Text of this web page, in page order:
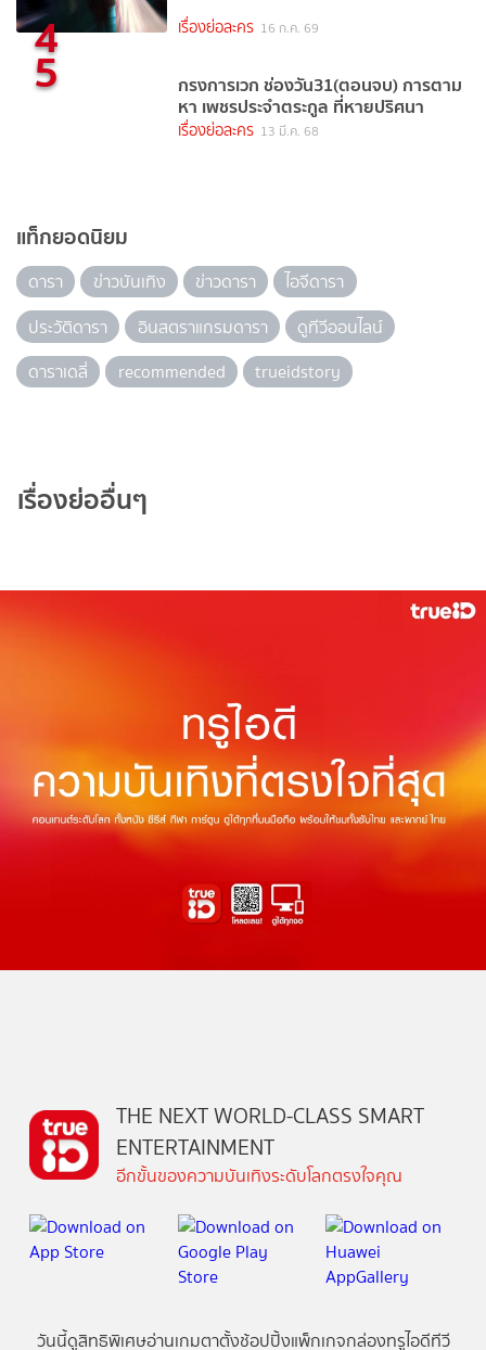
4 เรื่องย่อละคร 16 ก.ค. 69
5 กรงการเวก ช่องวัน31(ตอนจบ) การตาม
หา เพชรประจำตระกูล ที่หายปริศนา
เรื่องย่อละคร 13 มี.ค. 68
แท็กยอดนิยม
ดารา ข่าวบันเทิง ข่าวดารา
ไอจีดารา
ประวัติดารา
อินสตราแกรมดารา
ดูทีวีออนไลน์
ดาราเดลี่
recommended trueidstory
เรื่องย่ออื่นๆ
THE NEXT WORLD-CLASS SMART
ENTERTAINMENT
อีกขั้นของความบันเทิงระดับโลกตรงใจคุณ
วันนี้ดูสิทธิพิเศษอ่านเกมตาตั้งช้อปปิ้งแพ็กเกจกล่องทรูไอดีทีวี